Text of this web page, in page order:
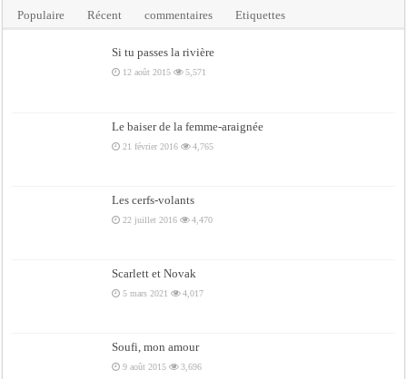
Populaire Récent commentaires Etiquettes
Si tu passes la rivière
12 août 2015 5,571
Le baiser de la femme-araignée
21 février 2016 4,765
Les cerfs-volants
22 juillet 2016 4,470
Scarlett et Novak
5 mars 2021 4,017
Soufi, mon amour
9 août 2015 3,696